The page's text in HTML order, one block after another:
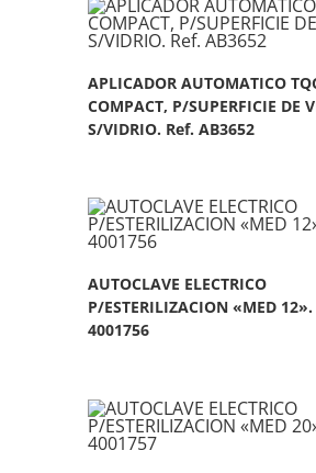
APLICADOR AUTOMATICO
COMPACT, P/SUPERFICIE DE
S/VIDRIO. Ref. AB3652
AUTOCLAVE ELECTRICO
P/ESTERILIZACION «MED 12».
4001756